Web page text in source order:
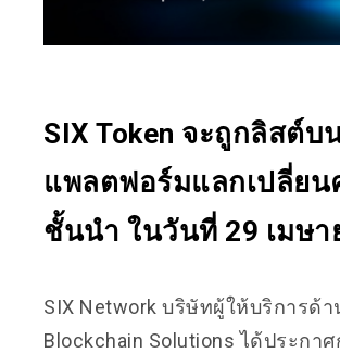
SIX Token จะถูกลิสต์บ
แพลตฟอร์มแลกเปลี่ยน
ชั้นนำ ในวันที่ 29 เมษา
SIX Network บริษัทผู้ให้บริการด้า
Blockchain Solutions ได้ประกา